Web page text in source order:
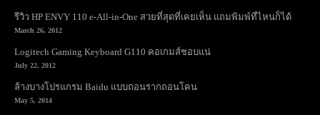
รีวิว HP ENVY 110 e-All-in-One สวยที่สุดที่เคยเห็น แถมพิมพ์ที่ไหนก็ได้
March 26, 2012
Logitech Gaming Keyboard G110 คอเกมส์ชอบแน่
July 22, 2012
ล้างบางโปรแกรม Baidu แบบถอนรากถอนโคน
May 5, 2014